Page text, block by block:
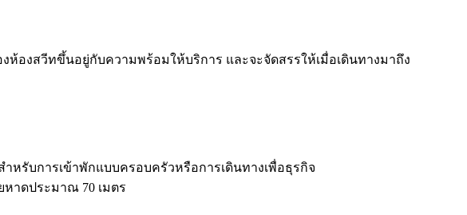
ห้องสวีทขึ้นอยู่กับความพร้อมให้บริการ และจะจัดสรรให้เมื่อเดินทางมาถึง
หรับการเข้าพักแบบครอบครัวหรือการเดินทางเพื่อธุรกิจ
หาดประมาณ 70 เมตร